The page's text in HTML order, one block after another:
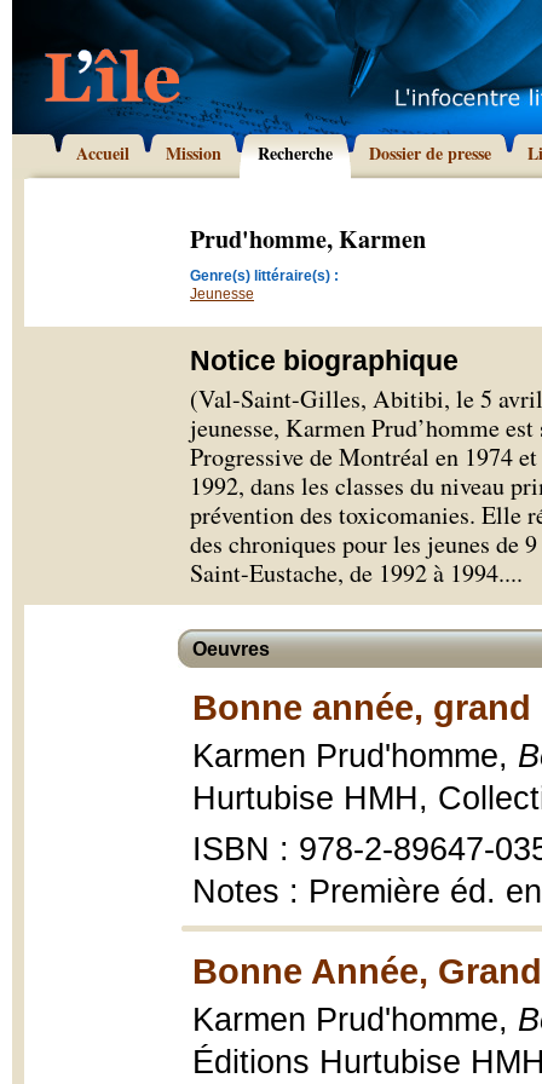
Accueil Mission Recherche Dossier de presse
Prud'homme, Karmen
Genre(s) littéraire(s) :
Jeunesse
Notice biographique
(Val-Saint-Gilles, Abitibi, le 5
jeunesse, Karmen Prud’homme
Progressive de Montréal en 1974
1992, dans les classes du niveau
prévention des toxicomanies. Elle
des chroniques pour les jeunes de
Saint-Eustache, de 1992 à 1994....
Oeuvres
Bonne année, grand
Karmen Prud'homme,
Hurtubise HMH,
ISBN : 978-2-89647-
Notes : Première éd.
Bonne Année,
Karmen Prud'homme,
Éditions Hurtubise